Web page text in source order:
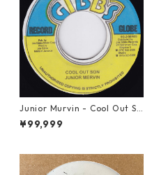
Junior Murvin - Cool Out So
n【7-21752】
¥99,999